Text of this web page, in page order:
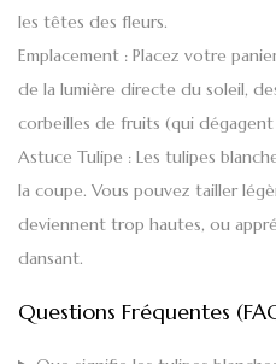
les têtes des fleurs.
Emplacement : Placez votre
de la lumière directe du soleil,
corbeilles de fruits (qui dégagent
Astuce Tulipe : Les tulipes
la coupe. Vous pouvez tailler
deviennent trop hautes, ou
dansant.
Questions Fréquentes